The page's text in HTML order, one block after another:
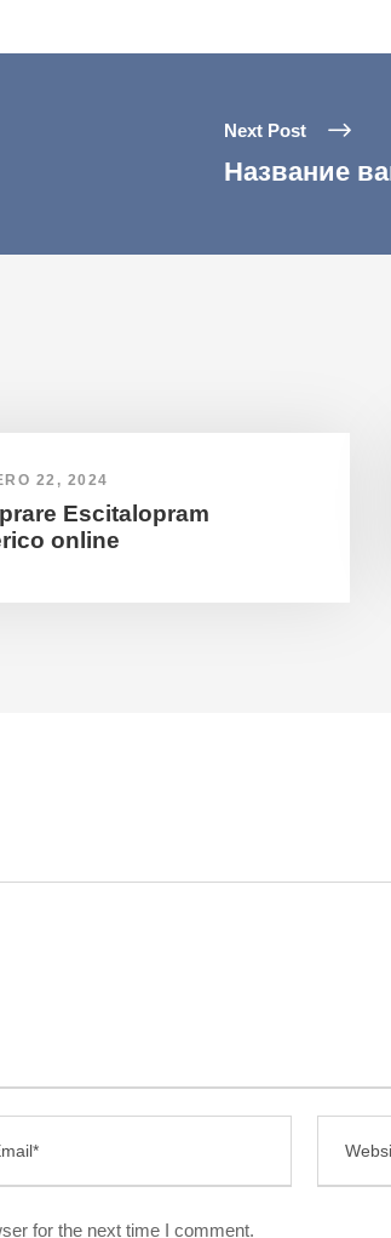
Next Post
Название
22, 2024
Escitalopram
online
for the next time I comment.